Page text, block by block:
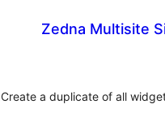
Zedna Multisite
Create a duplicate of all